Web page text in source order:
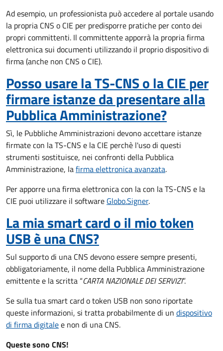
Ad esempio, un professionista può accedere al portale usando
la propria CNS o CIE per predisporre pratiche per conto dei
propri committenti. Il committente apporrà la propria firma
elettronica sui documenti utilizzando il proprio dispositivo di
firma (anche non CNS o CIE).
Posso usare la TS-CNS o la CIE per
firmare istanze da presentare alla
Pubblica Amministrazione?
Sì, le Pubbliche Amministrazioni devono accettare istanze
firmate con la TS-CNS e la CIE perchè l'uso di questi
strumenti sostituisce, nei confronti della Pubblica
Amministrazione, lafirma elettronica avanzata.
Per apporre una firma elettronica con la con la TS-CNS e la
CIE puoi utilizzare il software Globo.Signer.
La mia smart card o il mio token
USB è una CNS?
Sul supporto di una CNS devono essere sempre presenti,
obbligatoriamente, il nome della Pubblica Amministrazione
emittente e la scritta “CARTA NAZIONALE DEI SERVIZI”.
Se sulla tua smart card o token USB non sono riportate
queste informazioni, si tratta probabilmente di un dispositivo
di firma digitalee non di una CNS.
Queste sono CNS!